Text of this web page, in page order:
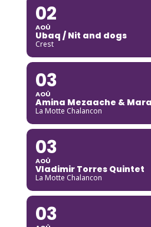
02
AOÛ
Ubaq / Nit and dogs
Crest
03
AOÛ
Amina Mezaache &
La Motte Chalancon
03
AOÛ
Vladimir Torres Quintet
La Motte Chalancon
03